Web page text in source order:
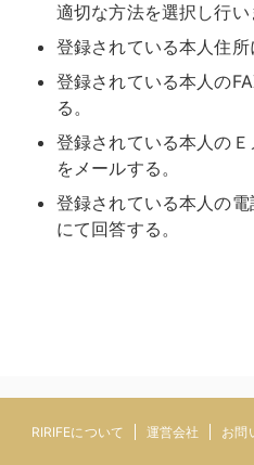
適切な方法を選択し行い
登録されている本人住所
登録されている本人の
る。
登録されている本人の
をメールする。
登録されている本人の
にて回答する。
RIRIFEについて 運営会社 お問